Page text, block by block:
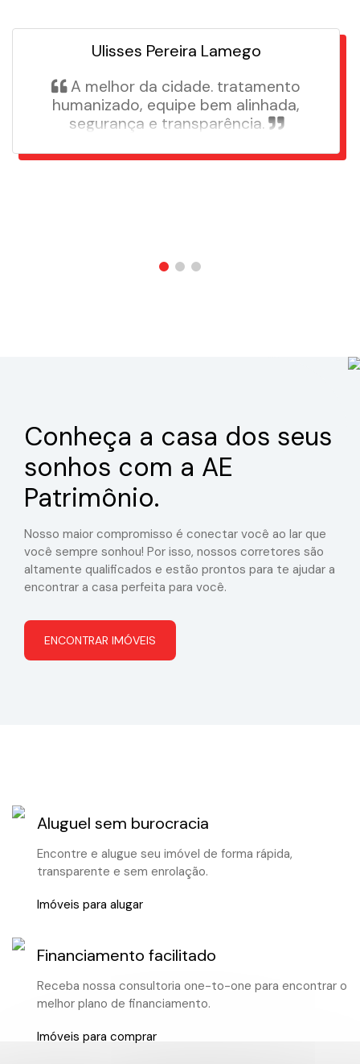
Ulisses Pereira Lamego
A melhor da cidade. tratamento
humanizado, equipe bem alinhada,
segurança e transparência.
Conheça a casa dos seus
sonhos com a AE
Patrimônio.
Nosso maior compromisso é conectar você ao lar que
você sempre sonhou! Por isso, nossos corretores são
altamente qualificados e estão prontos para te ajudar a
encontrar a casa perfeita para você.
ENCONTRAR IMÓVEIS
Aluguel sem burocracia
Encontre e alugue seu imóvel de forma rápida,
transparente e sem enrolação.
Imóveis para alugar
Financiamento facilitado
Receba nossa consultoria one-to-one para encontrar o
melhor plano de financiamento.
Imóveis para comprar